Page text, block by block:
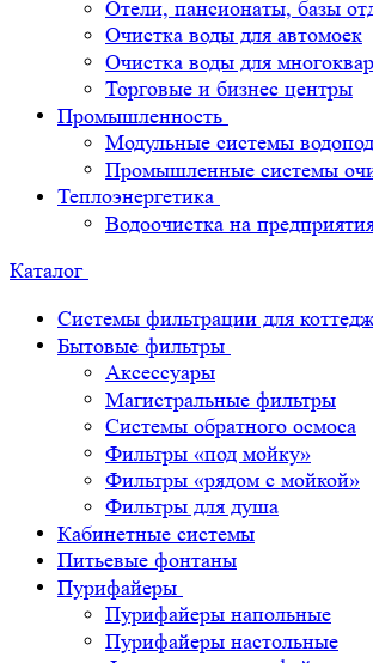
Отели, пансионаты, базы
Очистка воды для автомоек
Очистка воды для
Торговые и бизнес центры
Промышленность
Модульные системы
Промышленные системы
Теплоэнергетика
Водоочистка на
Каталог
Системы фильтрации для
Бытовые фильтры
Аксессуары
Магистральные фильтры
Системы обратного осмоса
Фильтры «под мойку»
Фильтры «рядом с мойкой»
Фильтры для душа
Кабинетные системы
Питьевые фонтаны
Пурифайеры
Пурифайеры напольные
Пурифайеры настольные